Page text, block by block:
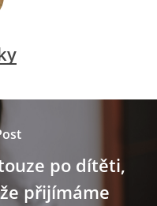
po dítěti,
přijímáme